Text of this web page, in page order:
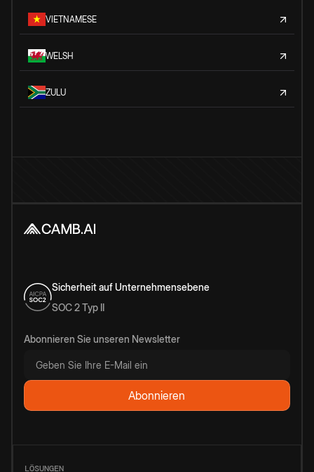
VIETNAMESE
WELSH
ZULU
Sicherheit auf Unternehmensebene
SOC 2 Typ II
Abonnieren Sie unseren Newsletter
LÖSUNGEN